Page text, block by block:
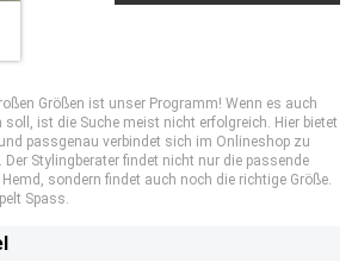
Größen ist unser Programm! Wenn es auch
ist die Suche meist nicht erfolgreich. Hier bietet
passgenau verbindet sich im Onlineshop zu
Stylingberater findet nicht nur die passende
sondern findet auch noch die richtige Größe.
Spass.